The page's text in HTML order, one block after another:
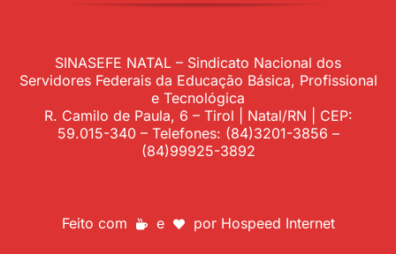
SINASEFE NATAL – Sindicato Nacional dos
Servidores Federais da Educação Básica, Profissional
e Tecnológica
R. Camilo de Paula, 6 – Tirol | Natal/RN | CEP:
59.015-340 – Telefones: (84)3201-3856 –
(84)99925-3892
Feito com e por Hospeed Internet